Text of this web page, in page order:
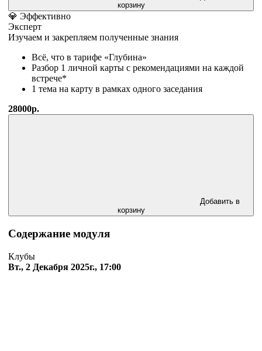
корзину
💎 Эффективно
Эксперт
Изучаем и закрепляем полученные знания
Всё, что в тарифе «Глубина»
Разбор 1 личной карты с рекомендациями на каждой
встрече*
1 тема на карту в рамках одного заседания
28000р.
Добавить в
корзину
Содержание модуля
Клубы
Вт., 2 Декабря 2025г., 17:00